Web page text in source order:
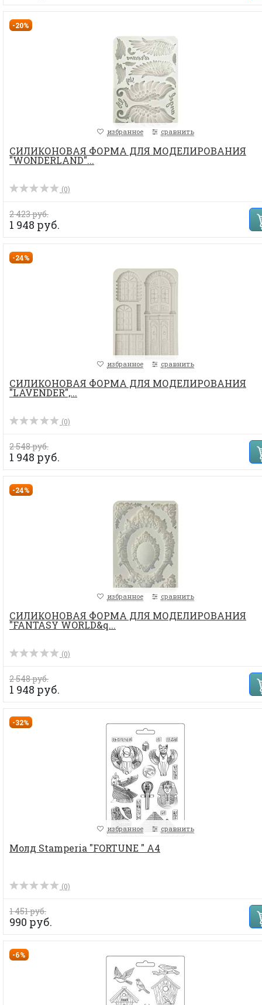
-20%
избранное сравнить
СИЛИКОНОВАЯ ФОРМА ДЛЯ МОДЕЛИРОВАНИЯ
"WONDERLAND"...
(0)
2 423 руб.
1 948 руб.
-24%
избранное сравнить
СИЛИКОНОВАЯ ФОРМА ДЛЯ МОДЕЛИРОВАНИЯ
"LAVENDER",...
(0)
2 548 руб.
1 948 руб.
-24%
избранное сравнить
СИЛИКОНОВАЯ ФОРМА ДЛЯ МОДЕЛИРОВАНИЯ
"FANTASY WORLD&q...
(0)
2 548 руб.
1 948 руб.
-32%
избранное сравнить
Молд Stamperia "FORTUNE " А4
(0)
1 451 руб.
990 руб.
-6%